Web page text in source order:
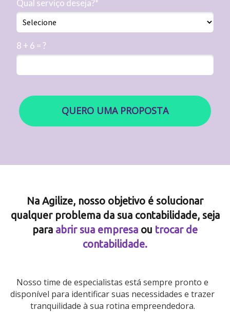
Qual serviço deseja?*
8 + 6 = ?
QUERO UMA PROPOSTA
Na Agilize, nosso objetivo é solucionar
qualquer problema da sua contabilidade, seja
para abrir sua empresa ou trocar de
contabilidade.
Nosso time de especialistas está sempre pronto e
disponível para identificar suas necessidades e trazer
tranquilidade à sua rotina empreendedora.